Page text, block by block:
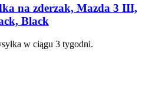
na zderzak, Mazda 3 III,
Black
w ciągu 3 tygodni.